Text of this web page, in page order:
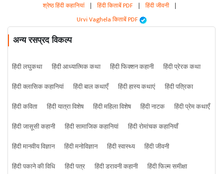
श्रेष्ठ हिंदी कहानियां | हिंदी किताबें PDF | हिंदी जीवनी |
Urvi Vaghela किताबें PDF
अन्य रसप्रद विकल्प
हिंदी लघुकथा हिंदी आध्यात्मिक कथा हिंदी फिक्शन कहानी
हिंदी प्रेरक कथा
हिंदी क्लासिक कहानियां
हिंदी बाल कथाएँ हिंदी हास्य कथाएं
हिंदी पत्रिका
हिंदी कविता
हिंदी यात्रा विशेष हिंदी महिला विशेष हिंदी नाटक
हिंदी प्रेम कथाएँ
हिंदी जासूसी कहानी
हिंदी सामाजिक कहानियां
हिंदी रोमांचक कहानियाँ
हिंदी मानवीय विज्ञान
हिंदी मनोविज्ञान हिंदी स्वास्थ्य
हिंदी जीवनी
हिंदी पकाने की विधि
हिंदी पत्र हिंदी डरावनी कहानी हिंदी फिल्म समीक्षा